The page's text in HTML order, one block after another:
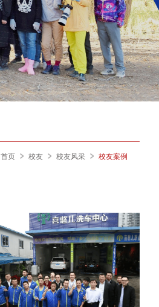
首页 校友 校友风采 校友案例